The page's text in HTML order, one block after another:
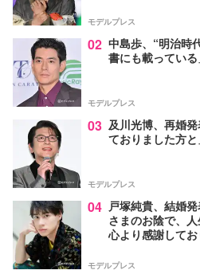
モデルプレス
02 中島歩、“明治時
書にも載ってい
モデルプレス
03 及川光博、再婚
ておりました方と
モデルプレス
04 戸塚純貴、結婚
さまのお陰で、人
心より感謝してお
モデルプレス